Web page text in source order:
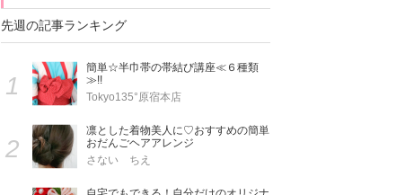
先週の記事ランキング
1
簡単☆半巾帯の帯結び講座≪６種類
≫!!
Tokyo135°原宿本店
2
凛とした着物美人に♡おすすめの簡単
おだんごヘアアレンジ
さない ちえ